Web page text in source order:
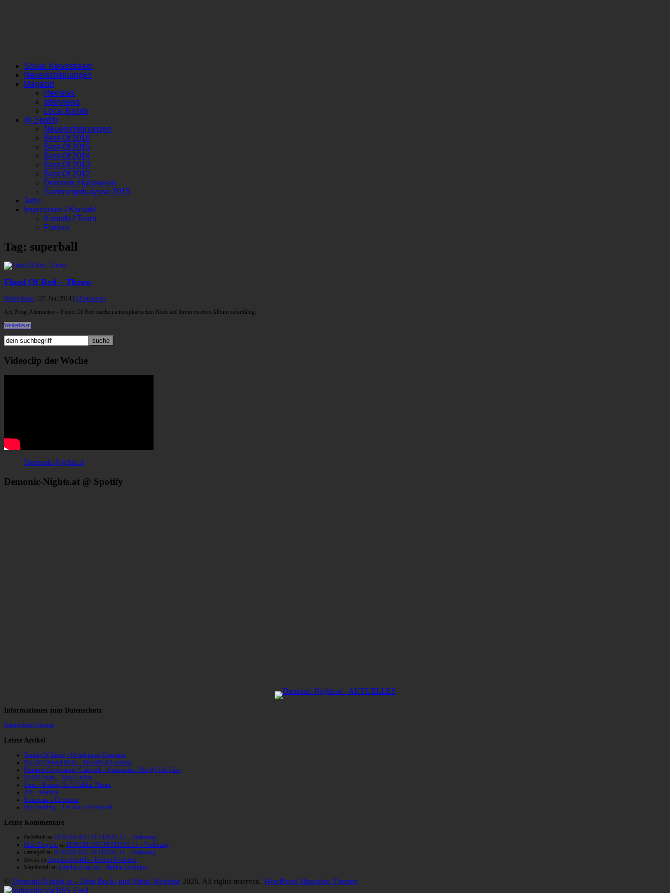
Social Newsstream
Neuerscheinungen
Magazin
Reviews
Interviews
Local Bands
@ Spotify
Neuerscheinungen
Best-Of 2016
Best-Of 2015
Best-Of 2014
Best-Of 2013
Best-Of 2012
Demonic Halloween
Summerpokalypse 2015
Jobs
Impressum / Kontakt
Kontakt / Team
Partner
Tag: superball
Flood Of Red – Throw
Walter Kraus 27. Juni 2014 0 Comments
Art, Prog, Alternative – Flood Of Red machen atmosphärischen Rock auf ihrem zweiten Album salonfähig.
Weiterlesen
Videoclip der Woche
Demonic-Nights.at
Demonic-Nights.at @ Spotify
Informationen zum Datenschutz
Datenschutz-Hinweis
Letzte Artikel
Temple Of Dread – Dreadspawn Dominion
Din Of Celestial Birds – Takeoffs & Landings
Phantom Corporation / Catbreath – Commando / Die By The Claw
10,000 Years – Esox Lucifer
Zerre – Rotting On A Golden Throne
Allt – Ataraxia
Knumears – Directions
Dry Wedding – The Back Of Beyond
Letzte Kommentare
Belzebub zu EUROBLAST FESTIVAL 11 – Verlosung
Max Gregorio zu EUROBLAST FESTIVAL 11 – Verlosung
carnage9 zu EUROBLAST FESTIVAL 11 – Verlosung
dawak zu Angelus Apatrida – Hidden Evolution
Slaytheevil zu Angelus Apatrida – Hidden Evolution
© Demonic-Nights.at – Dein Rock- und Metal-Webzine 2026. All rights reserved. WordPress Magazine Themes